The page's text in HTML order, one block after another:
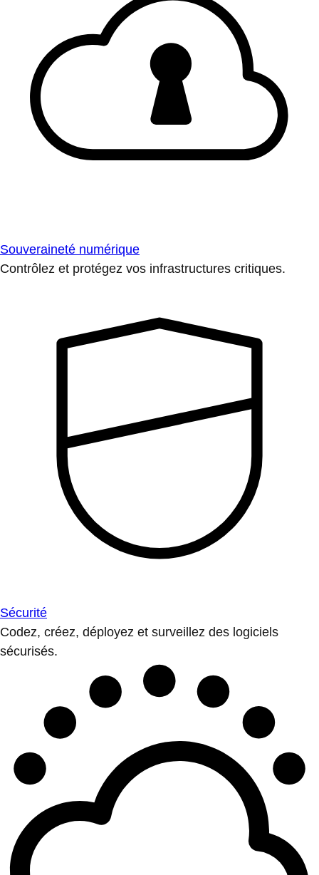
Souveraineté numérique
Contrôlez et protégez vos infrastructures critiques.
Sécurité
Codez, créez, déployez et surveillez des logiciels
sécurisés.